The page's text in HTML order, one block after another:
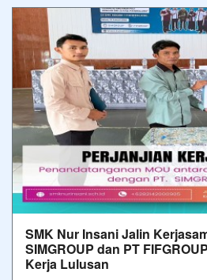
SMK Nur Insani Jalin
SIMGROUP dan PT
Kerja Lulusan